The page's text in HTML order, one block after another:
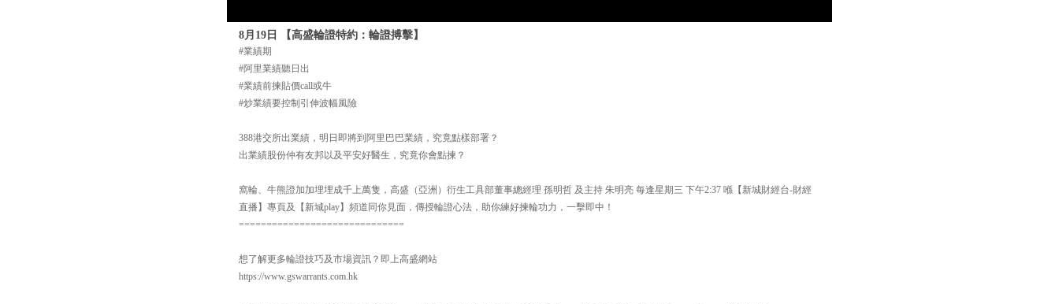
8月19日 【高盛輪證特約：輪證搏擊】
#業績期
#阿里業績聽日出
#業績前揀貼價call或牛
#炒業績要控制引伸波幅風險
388港交所出業績，明日即將到阿里巴巴業績，究竟點樣部署？
出業績股份仲有友邦以及平安好醫生，究竟你會點揀？
窩輪、牛熊證加加埋埋成千上萬隻，高盛（亞洲）衍生工具部董事總經理 孫明哲 及主持 朱明亮 每逢星期三 下午2:37 喺【新城財經台-財經
直播】專頁及【新城play】頻道同你見面，傳授輪證心法，助你練好揀輪功力，一擊即中！
==============================
想了解更多輪證技巧及市場資訊？即上高盛網站
https://www.gswarrants.com.hk